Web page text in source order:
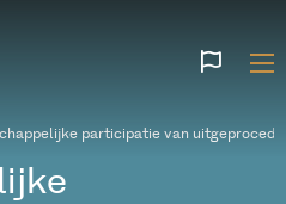
participatie van